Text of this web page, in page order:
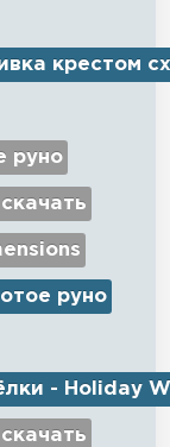
крестом
руно
руно
- Holiday